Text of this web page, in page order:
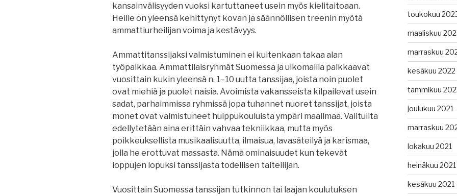
kansainvälisyyden vuoksi kartuttaneet usein myös kielitaitoaan.
Heille on yleensä kehittynyt kovan ja säännöllisen treenin myötä
ammattiurheilijan voima ja kestävyys.
Ammattitanssijaksi valmistuminen ei kuitenkaan takaa alan
työpaikkaa. Ammattilaisryhmät Suomessa ja ulkomailla palkkaavat
vuosittain kukin yleensä n. 1–10 uutta tanssijaa, joista noin puolet
ovat miehiä ja puolet naisia. Avoimista vakansseista kilpailevat usein
sadat, parhaimmissa ryhmissä jopa tuhannet nuoret tanssijat, joista
monet ovat valmistuneet huippukouluista ympäri maailmaa. Valituilta
edellytetään aina erittäin vahvaa tekniikkaa, mutta myös
poikkeuksellista musikaalisuutta, ilmaisua, lavasäteilyä ja karismaa,
jolla he erottuvat massasta. Nämä ominaisuudet kun tekevät
loppujen lopuksi tanssijasta todellisen taiteilijan.
Vuosittain Suomessa tanssijan tutkinnon tai laajan koulutuksen
toukokuu
maaliskuu
marraskuu
kesäkuu 2022
tammikuu
joulukuu 2021
marraskuu
lokakuu 2021
heinäkuu 2021
kesäkuu 2021